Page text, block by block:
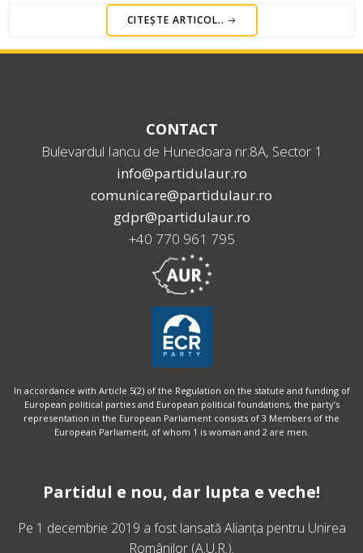
CITEȘTE ARTICOL..
CONTACT
Bulevardul Iancu de Hunedoara nr.8A, Sector 1
info@partidulaur.ro
comunicare@partidulaur.ro
gdpr@partidulaur.ro
+40 770 961 795
In accordance with Article 5(2) of the Regulation on the statute and funding of
European political parties and European political foundations, the party’s
representation in the European Parliament consists of 3 Members of the
European Parliament, of whom 1 is woman and 2 are men.
Partidul e nou, dar lupta e veche!
Pe 1 decembrie 2019 a fost lansatăAlianța pentru Unirea
Românilor (A.U.R.).